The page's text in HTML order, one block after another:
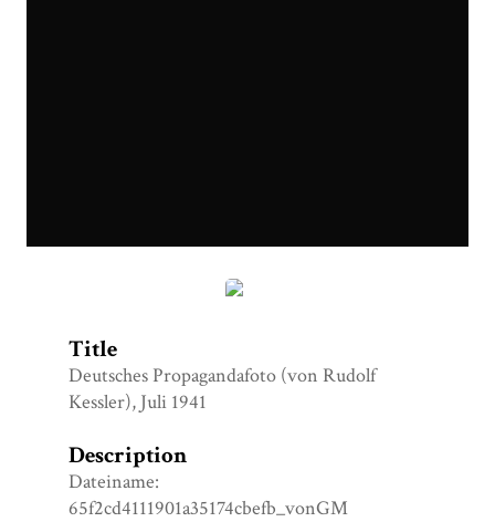
Title
Deutsches Propagandafoto (von Rudolf
Kessler), Juli 1941
Description
Dateiname:
65f2cd4111901a35174cbefb_vonGM